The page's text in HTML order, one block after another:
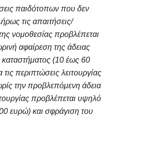
παιδότοπων που δεν
τις απαιτήσεις/
νομοθεσίας προβλέπεται
αφαίρεση της άδειας
καταστήματος (10 έως 60
περιπτώσεις λειτουργίας
την προβλεπόμενη άδεια
προβλέπεται υψηλό
ευρώ) και σφράγιση του